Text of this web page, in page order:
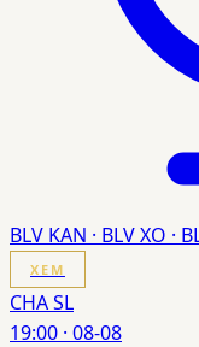
BLV KAN · BLV XO ·
XEM
CHA SL
19:00 · 08-08